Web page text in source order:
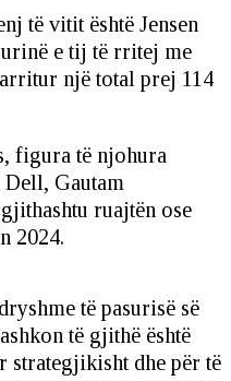
të vitit është Jensen
e tij të rritej me
një total prej 114
figura të njohura
Gautam
ruajtën ose
2024.
të pasurisë së
të gjithë është
strategjikisht dhe për të